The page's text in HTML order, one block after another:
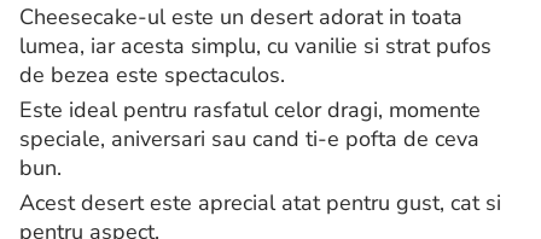
Cheesecake-ul este un desert adorat in toata
lumea, iar acesta simplu, cu vanilie si strat pufos
de bezea este spectaculos.
Este ideal pentru rasfatul celor dragi, momente
speciale, aniversari sau cand ti-e pofta de ceva
bun.
Acest desert este aprecial atat pentru gust, cat si
pentru aspect.